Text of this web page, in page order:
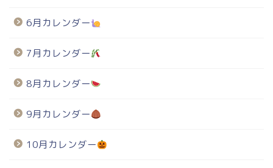
6月カレンダー
7月カレンダー
8月カレンダー
9月カレンダー
10月カレンダー